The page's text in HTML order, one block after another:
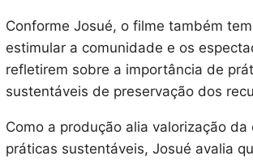
Conforme Josué, o filme também
estimular a comunidade e os
refletirem sobre a importância de
sustentáveis de preservação dos
Como a produção alia valorização da
práticas sustentáveis, Josué avalia